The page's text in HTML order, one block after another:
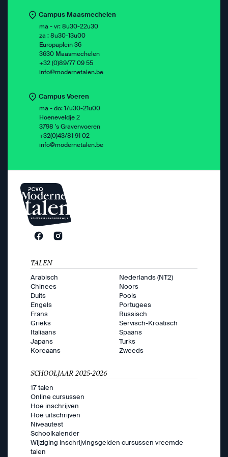
Campus Maasmechelen
ma - vr: 8u30-22u30
za : 8u30-13u00
Europaplein 36
3630 Maasmechelen
+32 (0)89/77 09 55
info@modernetalen.be
Campus Voeren
ma - do: 17u30-21u00
Hoeneveldje 2
3798 's Gravenvoeren
+32(0)43/81 91 02
info@modernetalen.be
TALEN
Arabisch
Chinees
Duits
Engels
Frans
Grieks
Italiaans
Japans
Koreaans
Nederlands (NT2)
Noors
Pools
Portugees
Russisch
Servisch-Kroatisch
Spaans
Turks
Zweeds
SCHOOLJAAR 2025-2026
17 talen
Online cursussen
Hoe inschrijven
Hoe uitschrijven
Niveautest
Schoolkalender
Wijziging inschrijvingsgelden cursussen vreemde
talen